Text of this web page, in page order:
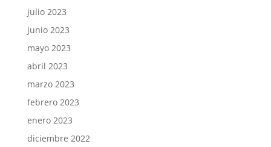
julio 2023
junio 2023
mayo 2023
abril 2023
marzo 2023
febrero 2023
enero 2023
diciembre 2022